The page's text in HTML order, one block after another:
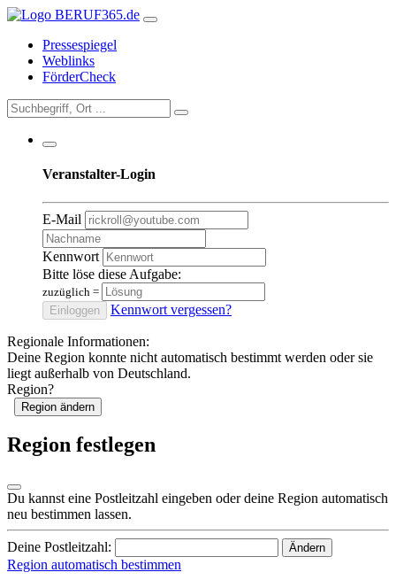
Pressespiegel
Weblinks
FörderCheck
Veranstalter-Login
E-Mail
Kennwort
Bitte löse diese Aufgabe:
zuzüglich =
Einloggen
Kennwort vergessen?
Regionale Informationen:
Deine Region konnte nicht automatisch bestimmt werden oder sie
liegt außerhalb von Deutschland.
Region?
Region ändern
Region festlegen
Du kannst eine Postleitzahl eingeben oder deine Region automatisch
neu bestimmen lassen.
Deine Postleitzahl: Ändern
Region automatisch bestimmen